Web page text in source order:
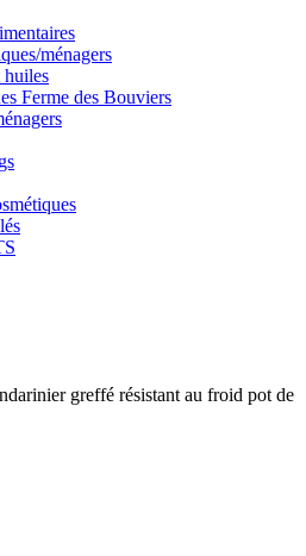
ménagers
huiles
Ferme des Bouviers
greffé résistant au froid pot de